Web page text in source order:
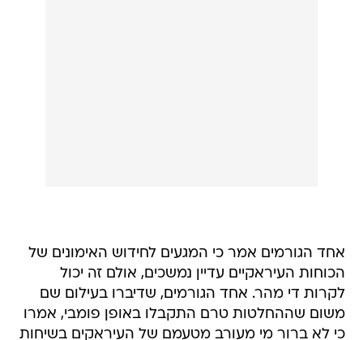
אחד הגורמים אמר כי המגעים לחידוש האימונים של
הכוחות העיראקיים עדיין נמשכים, אולם זה יכול
לקרות די מהר. אחד הגורמים, שדיברו בעילום שם
משום שההחלטות טרם התקבלו באופן פומבי, אמרו
כי לא ברור מי מעורב מטעמם של העיראקים בשיחות